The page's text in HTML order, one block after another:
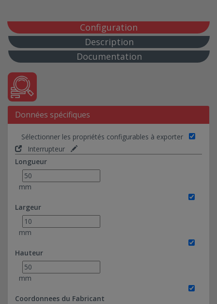
Configuration
Description
Documentation
Données spécifiques
Sélectionner les propriétés configurables à exporter
Interrupteur
Longueur
mm
Largeur
mm
Hauteur
mm
Coordonnees du Fabricant